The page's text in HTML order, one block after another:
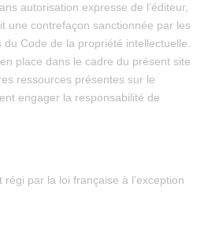
autorisation expresse de l’éditeur,
une contrefaçon sanctionnée par les
Code de la propriété intellectuelle.
place dans le cadre du présent site
ressources présentes sur le
engager la responsabilité de
régi par la loi française à l’exception